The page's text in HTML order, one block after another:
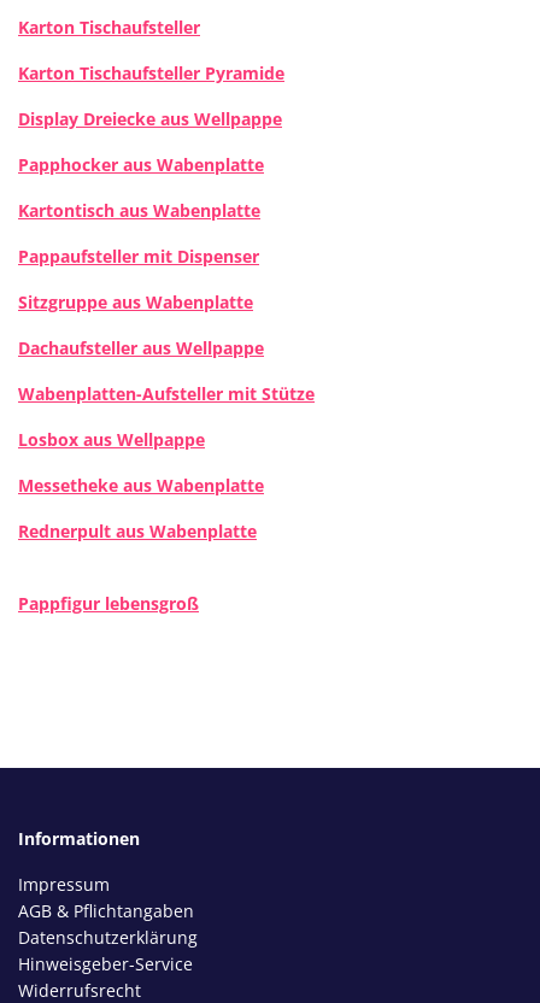
Karton Tischaufsteller
Karton Tischaufsteller Pyramide
Display Dreiecke aus Wellpappe
Papphocker aus Wabenplatte
Kartontisch aus Wabenplatte
Pappaufsteller mit Dispenser
Sitzgruppe aus Wabenplatte
Dachaufsteller aus Wellpappe
Wabenplatten-Aufsteller mit Stütze
Losbox aus Wellpappe
Messetheke aus Wabenplatte
Rednerpult aus Wabenplatte
Pappfigur lebensgroß
Informationen
Impressum
AGB & Pflichtangaben
Datenschutzerklärung
Hinweisgeber-Service
Widerrufsrecht